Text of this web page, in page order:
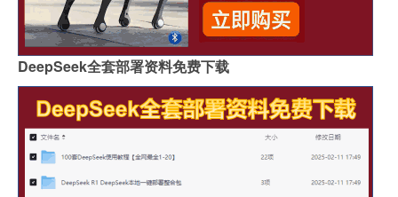
DeepSeek全套部署资料免费下载